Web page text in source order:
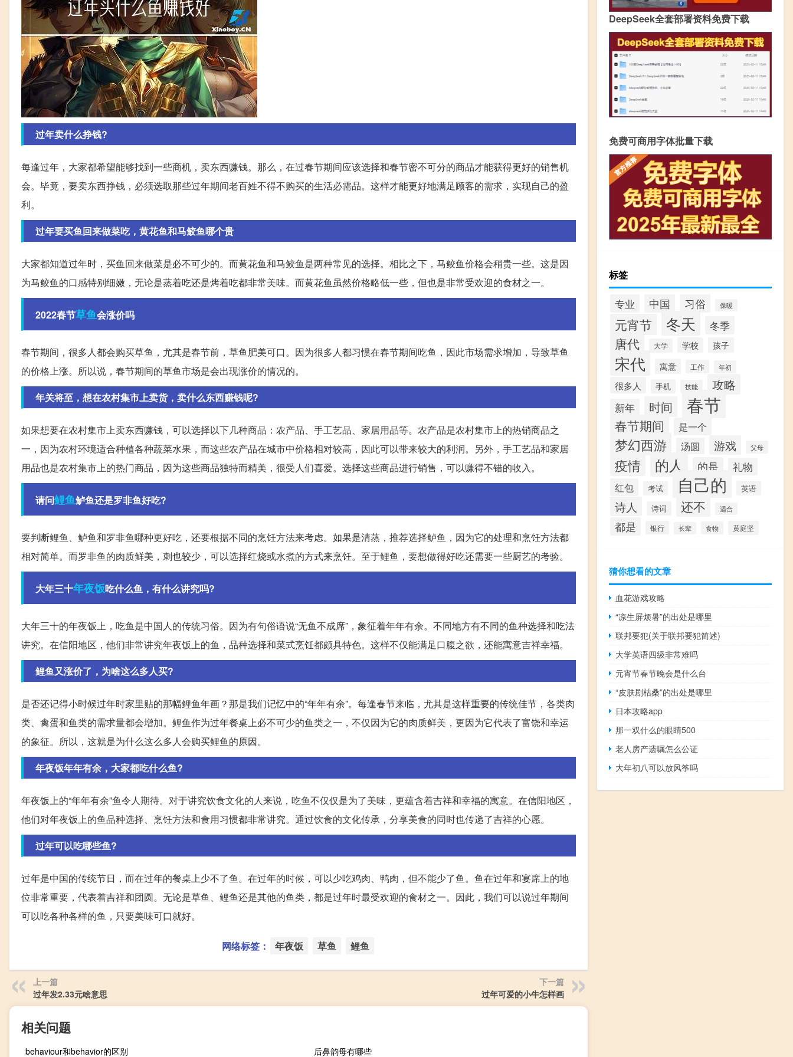
过年卖什么挣钱?
每逢过年，大家都希望能够找到一些商机，卖东西赚钱。那么，在过春节期间应该选择和春节密不可分的商品才能获得更好的销售机
会。毕竟，要卖东西挣钱，必须选取那些过年期间老百姓不得不购买的生活必需品。这样才能更好地满足顾客的需求，实现自己的盈
利。
过年要买鱼回来做菜吃，黄花鱼和马鲛鱼哪个贵
大家都知道过年时，买鱼回来做菜是必不可少的。而黄花鱼和马鲛鱼是两种常见的选择。相比之下，马鲛鱼价格会稍贵一些。这是因
为马鲛鱼的口感特别细嫩，无论是蒸着吃还是烤着吃都非常美味。而黄花鱼虽然价格略低一些，但也是非常受欢迎的食材之一。
2022春节草鱼会涨价吗
春节期间，很多人都会购买草鱼，尤其是春节前，草鱼肥美可口。因为很多人都习惯在春节期间吃鱼，因此市场需求增加，导致草鱼
的价格上涨。所以说，春节期间的草鱼市场是会出现涨价的情况的。
年关将至，想在农村集市上卖货，卖什么东西赚钱呢?
如果想要在农村集市上卖东西赚钱，可以选择以下几种商品：农产品、手工艺品、家居用品等。农产品是农村集市上的热销商品之
一，因为农村环境适合种植各种蔬菜水果，而这些农产品在城市中价格相对较高，因此可以带来较大的利润。另外，手工艺品和家居
用品也是农村集市上的热门商品，因为这些商品独特而精美，很受人们喜爱。选择这些商品进行销售，可以赚得不错的收入。
请问鲤鱼鲈鱼还是罗非鱼好吃?
要判断鲤鱼、鲈鱼和罗非鱼哪种更好吃，还要根据不同的烹饪方法来考虑。如果是清蒸，推荐选择鲈鱼，因为它的处理和烹饪方法都
相对简单。而罗非鱼的肉质鲜美，刺也较少，可以选择红烧或水煮的方式来烹饪。至于鲤鱼，要想做得好吃还需要一些厨艺的考验。
大年三十年夜饭吃什么鱼，有什么讲究吗?
大年三十的年夜饭上，吃鱼是中国人的传统习俗。因为有句俗语说“无鱼不成席”，象征着年年有余。不同地方有不同的鱼种选择和吃法
讲究。在信阳地区，他们非常讲究年夜饭上的鱼，品种选择和菜式烹饪都颇具特色。这样不仅能满足口腹之欲，还能寓意吉祥幸福。
鲤鱼又涨价了，为啥这么多人买?
是否还记得小时候过年时家里贴的那幅鲤鱼年画？那是我们记忆中的“年年有余”。每逢春节来临，尤其是这样重要的传统佳节，各类肉
类、禽蛋和鱼类的需求量都会增加。鲤鱼作为过年餐桌上必不可少的鱼类之一，不仅因为它的肉质鲜美，更因为它代表了富饶和幸运
的象征。所以，这就是为什么这么多人会购买鲤鱼的原因。
年夜饭年年有余，大家都吃什么鱼?
年夜饭上的“年年有余”鱼令人期待。对于讲究饮食文化的人来说，吃鱼不仅仅是为了美味，更蕴含着吉祥和幸福的寓意。在信阳地区，
他们对年夜饭上的鱼品种选择、烹饪方法和食用习惯都非常讲究。通过饮食的文化传承，分享美食的同时也传递了吉祥的心愿。
过年可以吃哪些鱼?
过年是中国的传统节日，而在过年的餐桌上少不了鱼。在过年的时候，可以少吃鸡肉、鸭肉，但不能少了鱼。鱼在过年和宴席上的地
位非常重要，代表着吉祥和团圆。无论是草鱼、鲤鱼还是其他的鱼类，都是过年时最受欢迎的食材之一。因此，我们可以说过年期间
可以吃各种各样的鱼，只要美味可口就好。
网络标签： 年夜饭 草鱼 鲤鱼
上一篇
过年发2.33元啥意思
下一篇
过年可爱的小牛怎样画
相关问题
behaviour和behavior的区别 后鼻韵母有哪些
DeepSeek全套部署资料免费下载
免费可商用字体批量下载
标签
专业 中国 习俗 保暖
元宵节 冬天 冬季
唐代 大学 学校 孩子
宋代 寓意 工作 年初
很多人 手机 技能 攻略
新年 时间 春节
春节期间 是一个
梦幻西游 汤圆 游戏 父母
疫情 的人 的是
礼物
红包
考试 自己的 英语
诗人 诗词 还不 适合
都是 银行 长辈 食物 黄庭坚
猜你想看的文章
血花游戏攻略
“凉生屏烦暑”的出处是哪里
联邦要犯(关于联邦要犯简述)
大学英语四级非常难吗
元宵节春节晚会是什么台
“皮肤剧枯桑”的出处是哪里
日本攻略app
那一双什么的眼睛500
老人房产遗嘱怎么公证
大年初八可以放风筝吗